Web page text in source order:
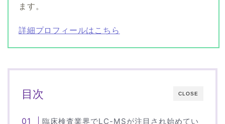
ます。
詳細プロフィールはこちら
CLOSE
目次
臨床検査業界でLC-MSが注目され始めてい